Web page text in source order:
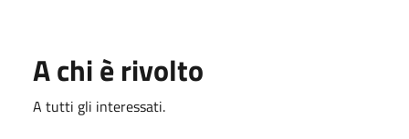
A chi è rivolto
A tutti gli interessati.